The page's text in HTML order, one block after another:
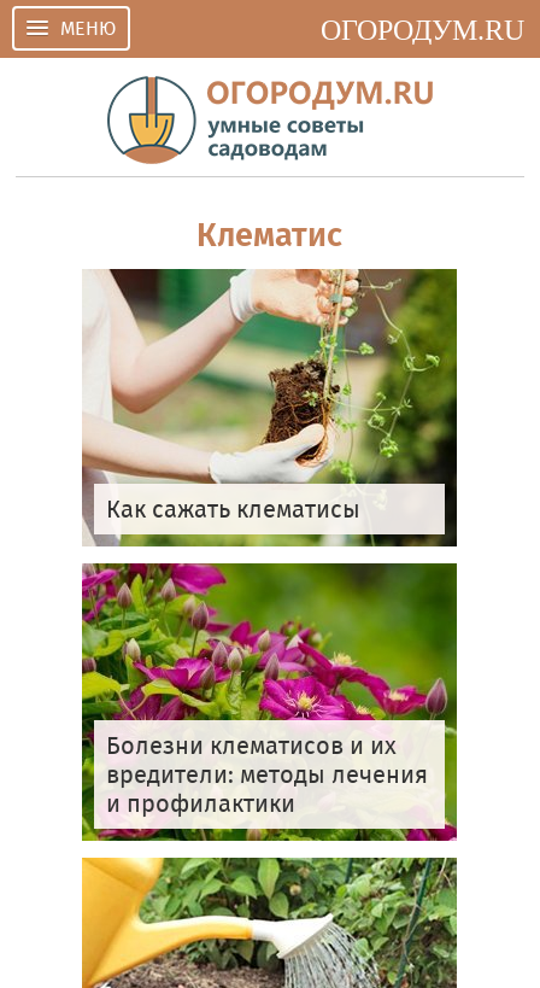
МЕНЮ ОГОРОДУМ.RU
Клематис
Как сажать клематисы
Болезни клематисов и их
вредители: методы лечения
и профилактики